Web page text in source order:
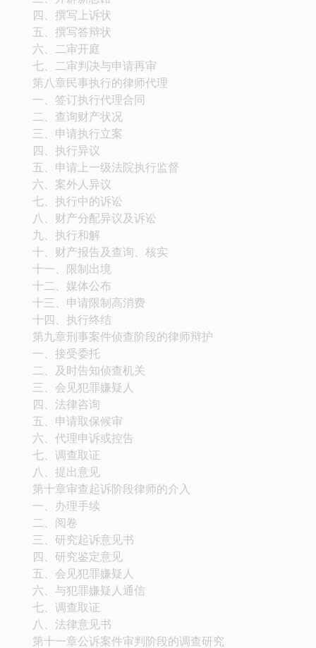
四、撰写上诉状
五、撰写答辩状
六、二审开庭
七、二审判决与申请再审
第八章民事执行的律师代理
一、签订执行代理合同
二、查询财产状况
三、申请执行立案
四、执行异议
五、申请上一级法院执行监督
六、案外人异议
七、执行中的诉讼
八、财产分配异议及诉讼
九、执行和解
十、财产报告及查询、核实
十一、限制出境
十二、媒体公布
十三、申请限制高消费
十四、执行终结
第九章刑事案件侦查阶段的律师辩护
一、接受委托
二、及时告知侦查机关
三、会见犯罪嫌疑人
四、法律咨询
五、申请取保候审
六、代理申诉或控告
七、调查取证
八、提出意见
第十章审查起诉阶段律师的介入
一、办理手续
二、阅卷
三、研究起诉意见书
四、研究鉴定意见
五、会见犯罪嫌疑人
六、与犯罪嫌疑人通信
七、调查取证
八、法律意见书
第十一章公诉案件审判阶段的调查研究